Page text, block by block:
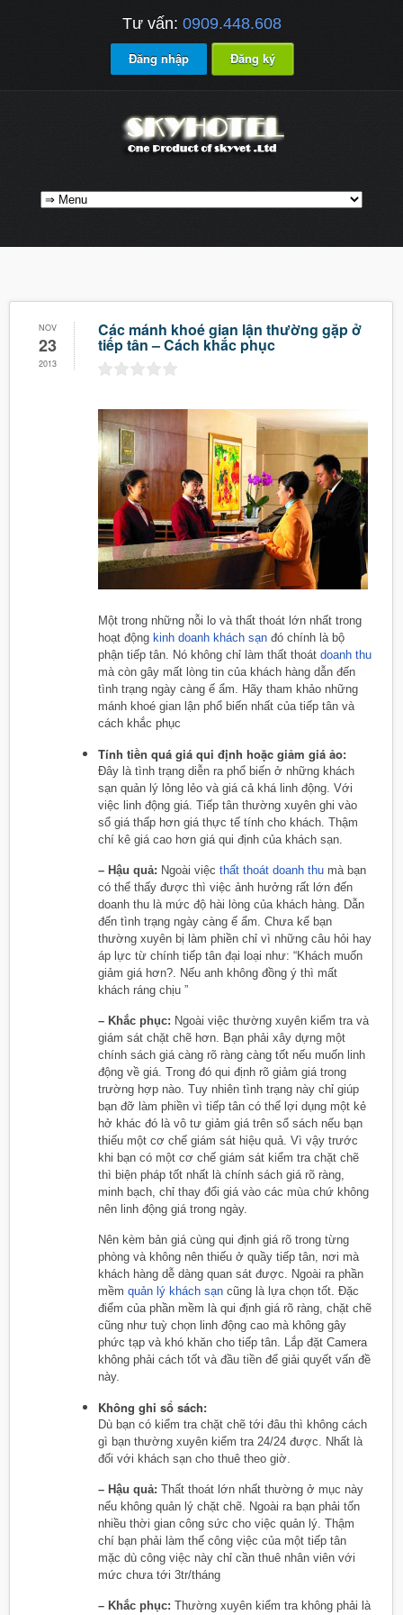
Tư vấn: 0909.448.608
Đăng nhập Đăng ký
NOV
23
2013
Các mánh khoé gian lận thường gặp ở
tiếp tân – Cách khắc phục
Một trong những nỗi lo và thất thoát lớn nhất trong
hoạt động kinh doanh khách sạn đó chính là bộ
phận tiếp tân. Nó không chỉ làm thất thoát doanh thu
mà còn gây mất lòng tin của khách hàng dẫn đến
tình trạng ngày càng ế ẩm. Hãy tham khảo những
mánh khoé gian lận phổ biến nhất của tiếp tân và
cách khắc phục
Tính tiền quá giá qui định hoặc giảm giá ảo:
Đây là tình trạng diễn ra phổ biến ở những khách
sạn quản lý lỏng lẻo và giá cả khá linh động. Với
việc linh động giá. Tiếp tân thường xuyên ghi vào
sổ giá thấp hơn giá thực tế tính cho khách. Thậm
chí kê giá cao hơn giá qui định của khách sạn.
– Hậu quả: Ngoài việc thất thoát doanh thu mà bạn
có thể thấy được thì việc ảnh hưởng rất lớn đến
doanh thu là mức độ hài lòng của khách hàng. Dẫn
đến tình trạng ngày càng ế ẩm. Chưa kể bạn
thường xuyên bị làm phiền chỉ vì những câu hỏi hay
áp lực từ chính tiếp tân đại loại như: “Khách muốn
giảm giá hơn?. Nếu anh không đồng ý thì mất
khách ráng chịu ”
– Khắc phục: Ngoài việc thường xuyên kiểm tra và
giám sát chặt chẽ hơn. Bạn phải xây dựng một
chính sách giá càng rõ ràng càng tốt nếu muốn linh
động về giá. Trong đó qui định rõ giảm giá trong
trường hợp nào. Tuy nhiên tình trạng này chỉ giúp
bạn đỡ làm phiền vì tiếp tân có thể lợi dụng một kẻ
hở khác đó là vô tư giảm giá trên sổ sách nếu bạn
thiếu một cơ chế giám sát hiệu quả. Vì vậy trước
khi bạn có một cơ chế giám sát kiểm tra chặt chẽ
thì biện pháp tốt nhất là chính sách giá rõ ràng,
minh bạch, chỉ thay đổi giá vào các mùa chứ không
nên linh động giá trong ngày.
Nên kèm bản giá cùng qui định giá rõ trong từng
phòng và không nên thiếu ở quầy tiếp tân, nơi mà
khách hàng dễ dàng quan sát được. Ngoài ra phần
mềm quản lý khách sạn cũng là lựa chọn tốt. Đặc
điểm của phần mềm là qui định giá rõ ràng, chặt chẽ
cũng như tuỳ chọn linh động cao mà không gây
phức tạp và khó khăn cho tiếp tân. Lắp đặt Camera
không phải cách tốt và đầu tiền để giải quyết vấn đề
này.
Không ghi sổ sách:
Dù bạn có kiểm tra chặt chẽ tới đâu thì không cách
gì bạn thường xuyên kiểm tra 24/24 được. Nhất là
đối với khách sạn cho thuê theo giờ.
– Hậu quả: Thất thoát lớn nhất thường ở mục này
nếu không quản lý chặt chẽ. Ngoài ra bạn phải tốn
nhiều thời gian công sức cho việc quản lý. Thậm
chí bạn phải làm thế công việc của một tiếp tân
mặc dù công việc này chỉ cần thuê nhân viên với
mức chưa tới 3tr/tháng
– Khắc phục: Thường xuyên kiểm tra không phải là